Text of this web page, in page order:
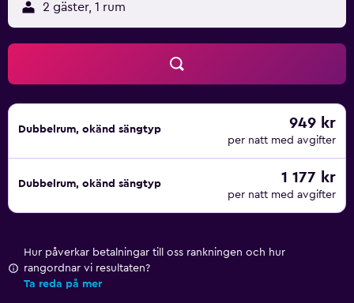
2 gäster, 1 rum
Dubbelrum, okänd sängtyp 949 kr
per natt med avgifter
Dubbelrum, okänd sängtyp 1 177 kr
per natt med avgifter
Hur påverkar betalningar till oss rankningen och hur
rangordnar vi resultaten?
Ta reda på mer